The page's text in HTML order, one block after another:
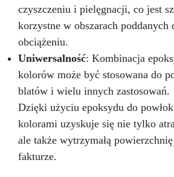
czyszczeniu i pielęgnacji, co jest
korzystne w obszarach poddanych
obciążeniu.
Uniwersalność: Kombinacja
kolorów może być stosowana do
blatów i wielu innych zastosowań.
Dzięki użyciu epoksydu do
kolorami uzyskuje się nie tylko
ale także wytrzymałą
fakturze.